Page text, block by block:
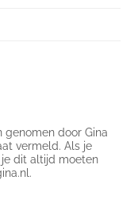
door Gina
vermeld. Als je
dit altijd moeten